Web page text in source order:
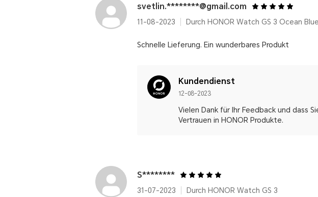
svetlin.********@gmail.com
11-08-2023 Durch HONOR Watch GS 3 Ocean Blue
Schnelle Lieferung. Ein wunderbares Produkt
Kundendienst
12-08-2023
Vielen Dank für Ihr Feedback und dass
Vertrauen in HONOR Produkte.
S********
31-07-2023 Durch HONOR Watch GS 3